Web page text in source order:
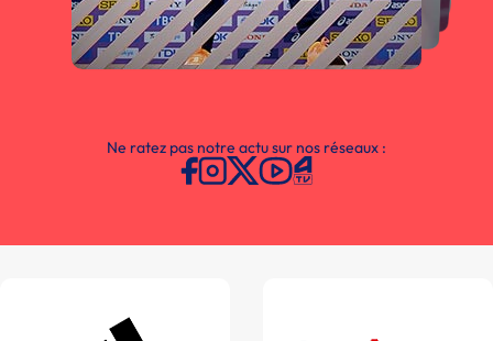
Ne ratez pas notre actu sur nos réseaux :